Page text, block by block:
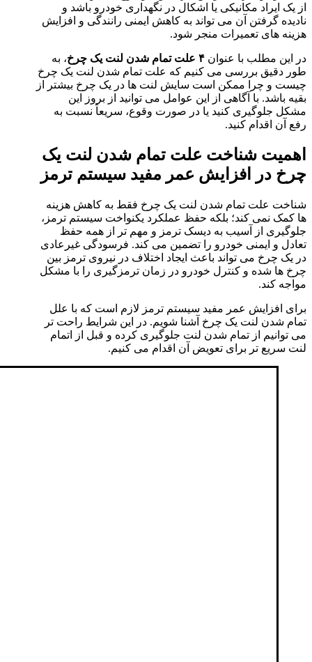
از یک ایراد مکانیکی یا اشکال در نگهداری خودرو باشد و
نادیده گرفتن آن می تواند به کاهش ایمنی رانندگی و افزایش
هزینه های تعمیرات منجر شود.
در این مطلب با عنوان ۴ علت تمام شدن لنت یک چرخ
، به
طور دقیق بررسی می کنیم که علت تمام شدن لنت یک چرخ
چیست و چرا ممکن است سایش لنت ها در یک چرخ بیشتر از
بقیه باشد. با آگاهی از این عوامل می توانید از بروز این
مشکل جلوگیری کنید یا در صورت وقوع، سریعاً نسبت به
رفع آن اقدام کنید.
اهمیت شناخت علت تمام شدن لنت یک
چرخ در افزایش عمر مفید سیستم ترمز
شناخت علت تمام شدن لنت یک چرخ فقط به کاهش هزینه
ها کمک نمی کند؛ بلکه حفظ عملکرد یکنواخت سیستم ترمز،
جلوگیری از آسیب به دیسک ترمز و مهم تر از همه حفظ
تعادل و ایمنی خودرو را تضمین می کند. فرسودگی غیرعادی
در یک چرخ می تواند باعث ایجاد اختلاف در نیروی ترمز بین
چرخ ها شده و کنترل خودرو در زمان ترمزگیری را با مشکل
مواجه کند.
برای افزایش عمر مفید سیستم ترمز لازم است که با علل
تمام شدن لنت یک چرخ آشنا شویم. در این شرایط راحت تر
می توانیم از تمام شدن لنت جلوگیری کرده و قبل از اتمام
لنت سریع تر برای تعویض آن اقدام می کنیم.